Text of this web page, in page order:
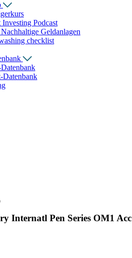
Investing Podcast
Geldanlagen
checklist
Datenbank
Internatl Pen Series OM1 Acc